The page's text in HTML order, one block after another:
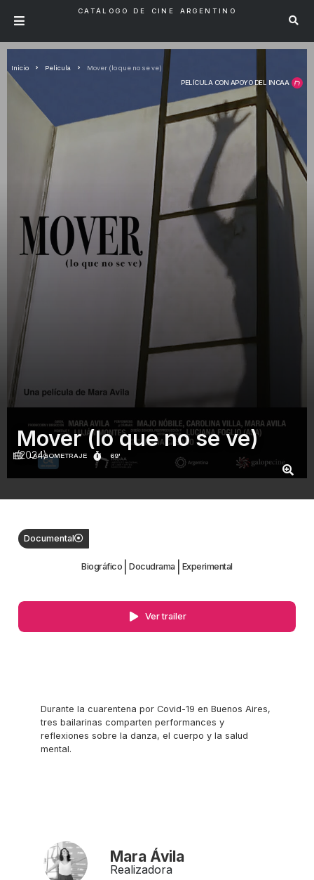
CATÁLOGO DE CINE ARGENTINO
PELÍCULA CON APOYO DEL INCAA
Inicio Pelicula Mover (lo que no se ve)
LARGOMETRAJE 69'
Mover (lo que no se ve)
(2024)
Documental
Biográfico Docudrama Experimental
Ver trailer
Durante la cuarentena por Covid-19 en Buenos Aires,
tres bailarinas comparten performances y
reflexiones sobre la danza, el cuerpo y la salud
mental.
Mara Ávila
Realizadora